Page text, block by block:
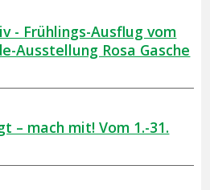
- Frühlings-Ausflug vom
Ausstellung Rosa Gasche
– mach mit! Vom 1.-31.